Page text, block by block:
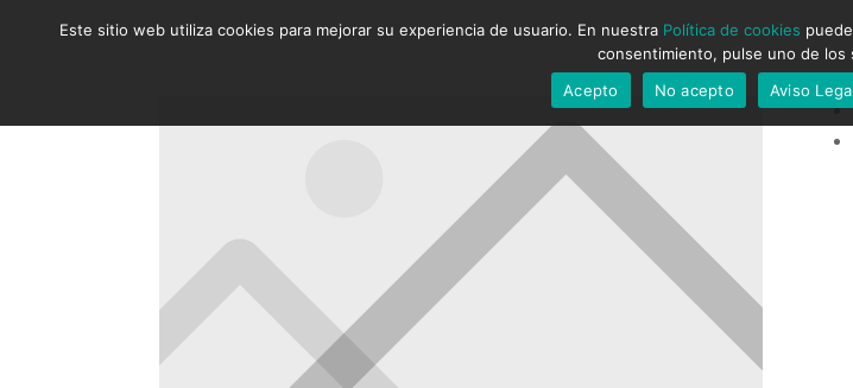
Este sitio web utiliza cookies para mejorar su experiencia de usuario. En nuestra Política de cookies
consentimiento, pulse uno de los
Acepto
No acepto Aviso